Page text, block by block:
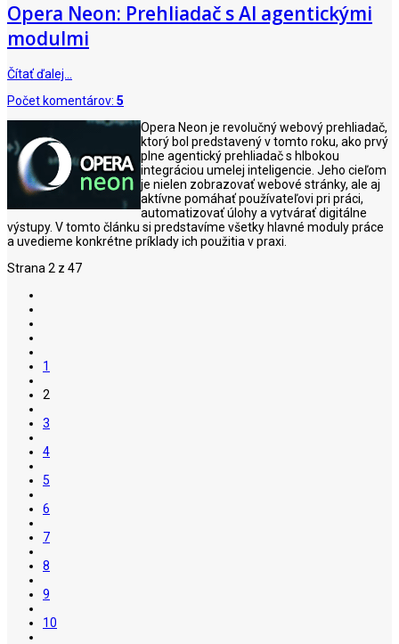
Opera Neon: Prehliadač s AI agentickými
modulmi
Čítať ďalej…
Počet komentárov: 5
Opera Neon je revolučný webový prehliadač,
ktorý bol predstavený v tomto roku, ako prvý
plne agentický prehliadač s hlbokou
integráciou umelej inteligencie. Jeho cieľom
je nielen zobrazovať webové stránky, ale aj
aktívne pomáhať používateľovi pri práci,
automatizovať úlohy a vytvárať digitálne
výstupy. V tomto článku si predstavíme všetky hlavné moduly práce
a uvedieme konkrétne príklady ich použitia v praxi.
Strana 2 z 47
1
2
3
4
5
6
7
8
9
10